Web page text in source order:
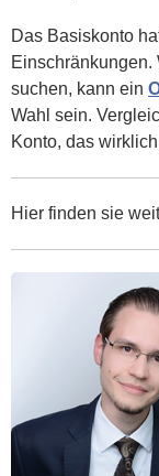
Das Basiskonto
Einschränkungen.
suchen, kann ein
Wahl sein.
Konto, das
Hier finden sie